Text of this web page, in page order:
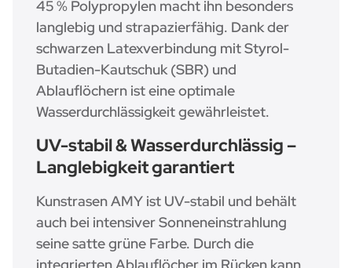
45 % Polypropylen macht ihn besonders
langlebig und strapazierfähig. Dank der
schwarzen Latexverbindung mit Styrol-
Butadien-Kautschuk (SBR) und
Ablauflöchern ist eine optimale
Wasserdurchlässigkeit gewährleistet.
UV-stabil & Wasserdurchlässig –
Langlebigkeit garantiert
Kunstrasen AMY ist UV-stabil und behält
auch bei intensiver Sonneneinstrahlung
seine satte grüne Farbe. Durch die